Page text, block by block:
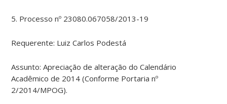
5. Processo nº 23080.067058/2013-19
Requerente: Luiz Carlos Podestá
Assunto: Apreciação de alteração do Calendário
Acadêmico de 2014 (Conforme Portaria nº
2/2014/MPOG).